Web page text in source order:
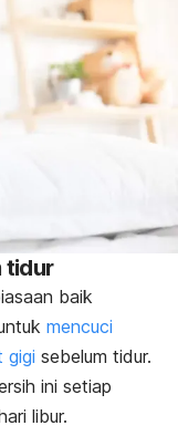
tidur
baik
mencuci
gigi sebelum tidur.
ini setiap
libur.